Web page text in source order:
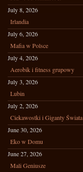
July 8, 2026
Irlandia
July 6, 2026
Mafia w Polsce
July 4, 2026
Aerobik i fitness grupowy
July 3, 2026
Lubin
July 2, 2026
Ciekawostki i Giganty Świata
June 30, 2026
Eko w Domu
June 27, 2026
Mali Geniusze